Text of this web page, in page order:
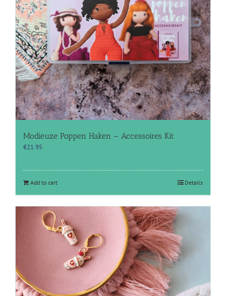
Modieuze Poppen Haken – Accessoires Kit
€21.95
Add to cart Details